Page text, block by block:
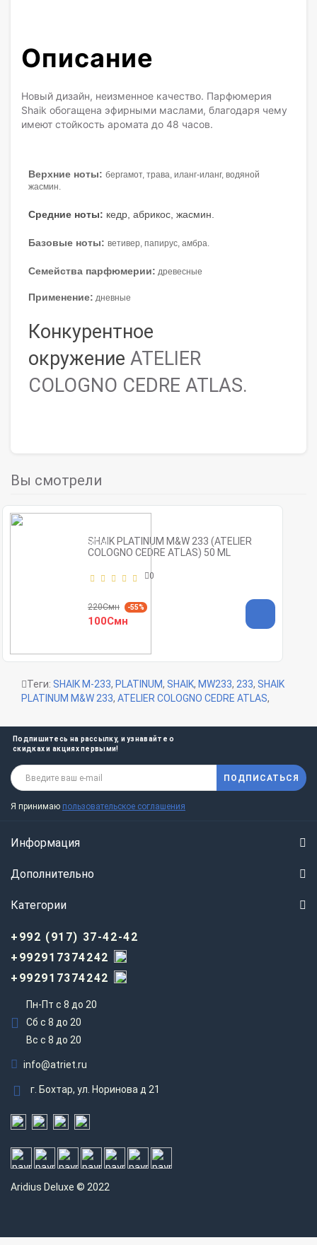
Описание
Новый дизайн, неизменное качество. Парфюмерия
Shaik обогащена эфирными маслами, благодаря чему
имеют стойкость аромата до 48 часов.
Верхние ноты: бергамот, трава, иланг-иланг, водяной
жасмин.
Средние ноты: кедр, абрикос, жасмин.
Базовые ноты: ветивер, папирус, амбра.
Семейства парфюмерии: древесные
Применение: дневные
Конкурентное
окружение ATELIER
COLOGNO CEDRE ATLAS.
Вы смотрели
SHAIK PLATINUM M&W 233 (ATELIER
COLOGNO CEDRE ATLAS) 50 ML
0
220Смн -55%
100Смн
Теги: SHAIK M-233, PLATINUM, SHAIK, MW233, 233, SHAIK
PLATINUM M&W 233, ATELIER COLOGNO CEDRE ATLAS,
Подпишитесь на рассылку, и узнавайте о
скидках и акциях первыми!
ПОДПИСАТЬСЯ
Я принимаю пользовательское соглашения
Информация
Дополнительно
Категории
+992 (917) 37-42-42
+992917374242
+992917374242
Пн-Пт с 8 до 20
Сб с 8 до 20
Вс c 8 до 20
info@atriet.ru
г. Бохтар, ул. Норинова д 21
Aridius Deluxe © 2022